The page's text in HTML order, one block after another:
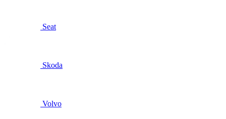
Seat
Skoda
Volvo